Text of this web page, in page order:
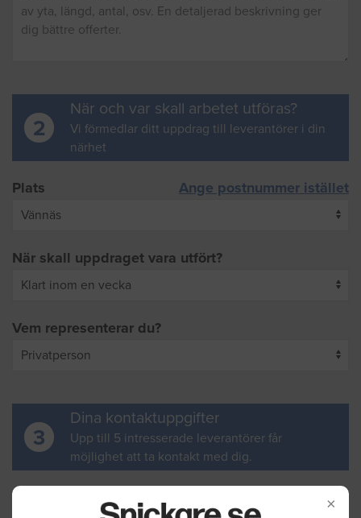
×
2
När och var skall arbetet utföras?
Vi förmedlar ditt uppdrag till leverantörer i din
närhet
Plats Ange postnummer istället
När skall uppdraget vara utfört?
Vem representerar du?
3
Dina kontaktuppgifter
Upp till 5 intresserade leverantörer får
möjlighet att ta kontakt med dig.
Ditt för- och efternamn